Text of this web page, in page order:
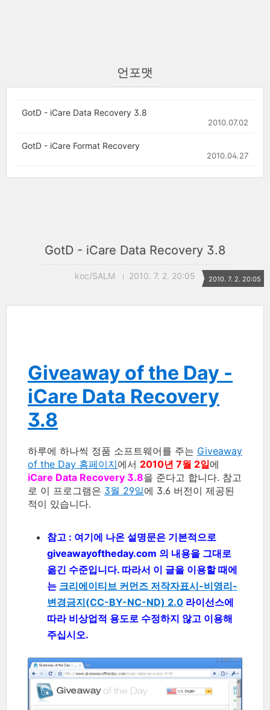
언포맷
GotD - iCare Data Recovery 3.8
2010.07.02
GotD - iCare Format Recovery
2010.04.27
GotD - iCare Data Recovery 3.8
koc/SALM 2010. 7. 2. 20:05 2010. 7. 2. 20:05
Giveaway of the Day -
iCare Data Recovery
3.8
하루에 하나씩 정품 소프트웨어를 주는 Giveaway
of the Day 홈페이지에서 2010년 7월 2일에
iCare Data Recovery 3.8을 준다고 합니다. 참고
로 이 프로그램은 3월 29일에 3.6 버전이 제공된
적이 있습니다.
참고 : 여기에 나온 설명문은 기본적으로
giveawayoftheday.com 의 내용을 그대로
옮긴 수준입니다. 따라서 이 글을 이용할 때에
는 크리에이티브 커먼즈 저작자표시-비영리-
변경금지(CC-BY-NC-ND) 2.0 라이선스에
따라 비상업적 용도로 수정하지 않고 이용해
주십시오.